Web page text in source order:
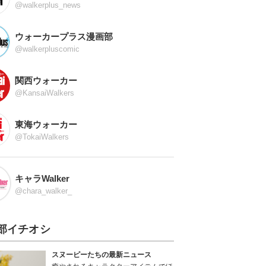
@walkerplus_news
ウォーカープラス漫画部
@walkerpluscomic
関西ウォーカー
@KansaiWalkers
東海ウォーカー
@TokaiWalkers
キャラWalker
@chara_walker_
イチオシ
スヌーピーたちの最新ニュース